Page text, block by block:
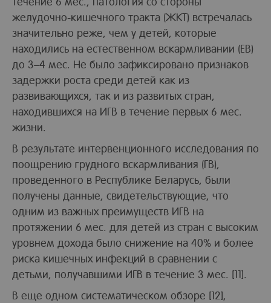
желудочно-кишечного тракта (ЖКТ) встречалась
значительно реже, чем у детей, которые
находились на естественном вскармливании (ЕВ)
до 3–4 мес. Не было зафиксировано признаков
задержки роста среди детей как из
развивающихся, так и из развитых стран,
находившихся на ИГВ в течение первых 6 мес.
жизни.
В результате интервенционного исследования по
поощрению грудного вскармливания (ГВ),
проведенного в Республике Беларусь, были
получены данные, свидетельствующие, что
одним из важных преимуществ ИГВ на
протяжении 6 мес. для детей из стран с высоким
уровнем дохода было снижение на 40% и более
риска кишечных инфекций в сравнении с
детьми, получавшими ИГВ в течение 3 мес. [11].
В еще одном систематическом обзоре [12],